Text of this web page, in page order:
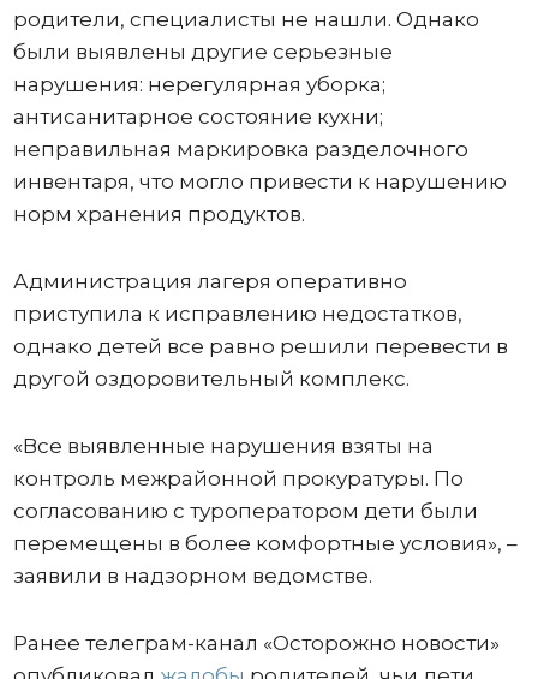
родители, специалисты не нашли. Однако
были выявлены другие серьезные
нарушения: нерегулярная уборка;
антисанитарное состояние кухни;
неправильная маркировка разделочного
инвентаря, что могло привести к нарушению
норм хранения продуктов.
Администрация лагеря оперативно
приступила к исправлению недостатков,
однако детей все равно решили перевести в
другой оздоровительный комплекс.
«Все выявленные нарушения взяты на
контроль межрайонной прокуратуры. По
согласованию с туроператором дети были
перемещены в более комфортные условия», –
заявили в надзорном ведомстве.
Ранее телеграм-канал «Осторожно новости»